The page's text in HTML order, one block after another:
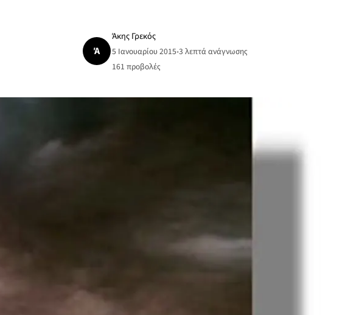
Ά
Άκης Γρεκός
5 Ιανουαρίου 2015•3 λεπτά ανάγνωσης
161 προβολές